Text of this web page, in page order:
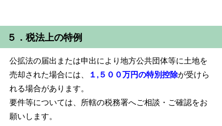
５．税法上の特例
公拡法の届出または申出により地方公共団体等に土地を
売却された場合には、
１,５００万円の特別控除が受けら
れる場合があります。
要件等については、所轄の税務署へご相談・ご確認をお
願いします。